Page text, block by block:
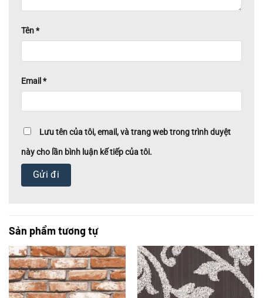
Tên*
Email *
Lưu tên của tôi, email, và trang web trong trình duyệt
này cho lần bình luận kế tiếp của tôi.
Sản phẩm tương tự